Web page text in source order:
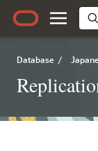
Database /